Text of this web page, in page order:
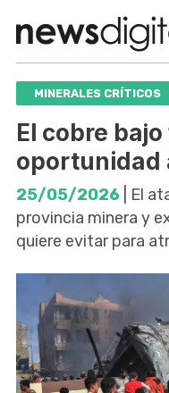
MINERALES CRÍTICOS
El cobre
oportunidad
25/05/2026 | El
provincia minera y
quiere evitar para